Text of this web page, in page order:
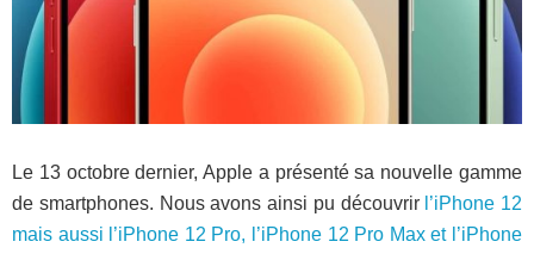
Le 13 octobre dernier, Apple a présenté sa nouvelle gamme
de smartphones. Nous avons ainsi pu découvrir l’iPhone 12
mais aussi l’iPhone 12 Pro, l’iPhone 12 Pro Max et l’iPhone